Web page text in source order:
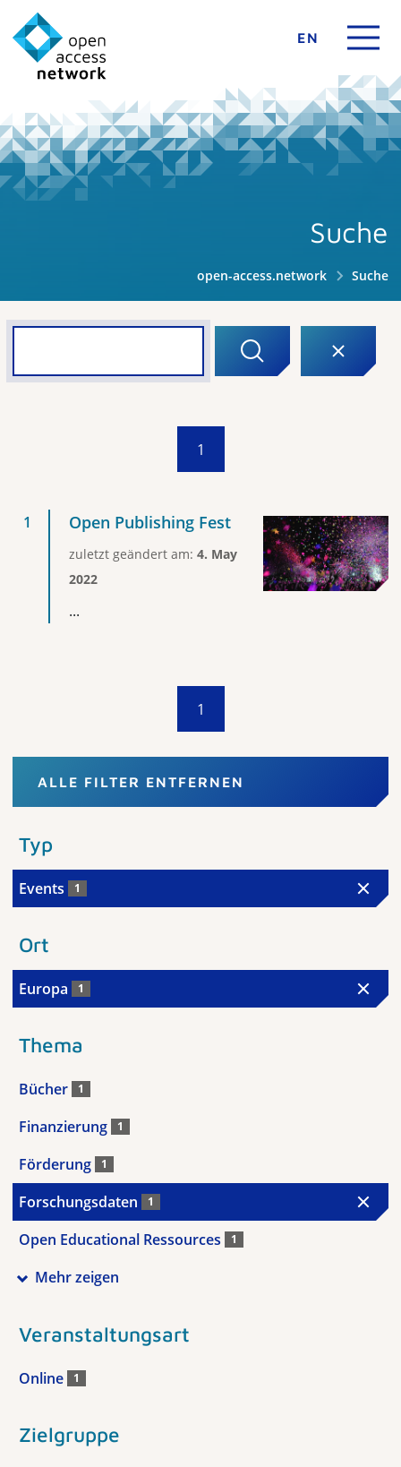
EN
Suche
open-access.network Suche
1
Open Publishing Fest
zuletzt geändert am: 4. May
2022
...
1
ALLE FILTER ENTFERNEN
Typ
Events 1
Ort
Europa 1
Thema
Bücher 1
Finanzierung 1
Förderung 1
Forschungsdaten 1
Open Educational Ressources 1
Mehr zeigen
Veranstaltungsart
Online 1
Zielgruppe